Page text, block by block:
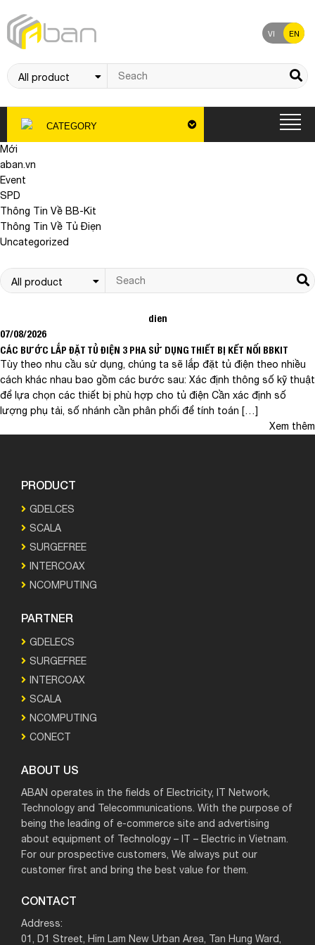
VI EN
CATEGORY
Mới
aban.vn
Event
SPD
Thông Tin Về BB-Kit
Thông Tin Về Tủ Điẹn
Uncategorized
dien
07/08/2026
CÁC BƯỚC LẮP ĐẶT TỦ ĐIỆN 3 PHA SỬ DỤNG THIẾT BỊ KẾT NỐI BBKIT
Tùy theo nhu cầu sử dụng, chúng ta sẽ lắp đặt tủ điện theo nhiều
cách khác nhau bao gồm các bước sau: Xác định thông số kỹ thuật
để lựa chọn các thiết bị phù hợp cho tủ điện Cần xác định số
lượng phụ tải, số nhánh cần phân phối để tính toán […]
Xem thêm
PRODUCT
GDELCES
SCALA
SURGEFREE
INTERCOAX
NCOMPUTING
PARTNER
GDELECS
SURGEFREE
INTERCOAX
SCALA
NCOMPUTING
CONECT
ABOUT US
ABAN operates in the fields of Electricity, IT Network,
Technology and Telecommunications. With the purpose of
being the leading of e-commerce site and advertising
about equipment of Technology – IT – Electric in Vietnam.
For our prospective customers, We always put our
customer first and bring the best value for them.
CONTACT
Address:
01, D1 Street, Him Lam New Urban Area, Tan Hung Ward,